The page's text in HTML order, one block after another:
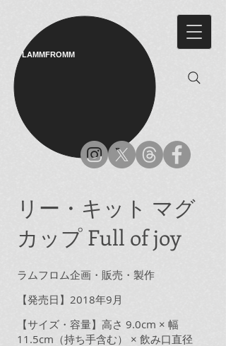
LAMMFROMM​
リー・キット マグ
カップ Full of joy
ラムフロム企画・販売・製作
【発売日】2018年9月
【サイズ・容量】高さ 9.0cm × 幅
11.5cm（持ち手含む） × 飲み口直径